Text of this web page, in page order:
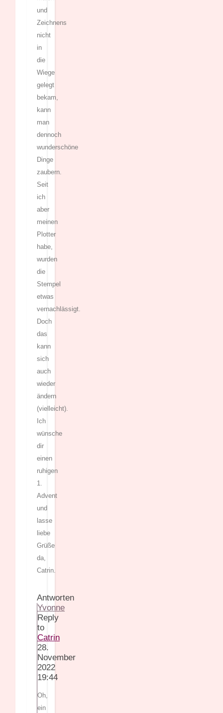
und
Zeichnens
nicht
in
die
Wiege
gelegt
bekam,
kann
man
dennoch
wunderschöne
Dinge
zaubern.
Seit
ich
aber
meinen
Plotter
habe,
wurden
die
Stempel
etwas
vernachlässigt.
Doch
das
kann
sich
auch
wieder
ändern
(vielleicht).
Ich
wünsche
dir
einen
ruhigen
1.
Advent
und
lasse
liebe
Grüße
da,
Catrin.
Antworten
Yvonne
Reply
to
Catrin
28.
November
2022
19:44
Oh,
ein